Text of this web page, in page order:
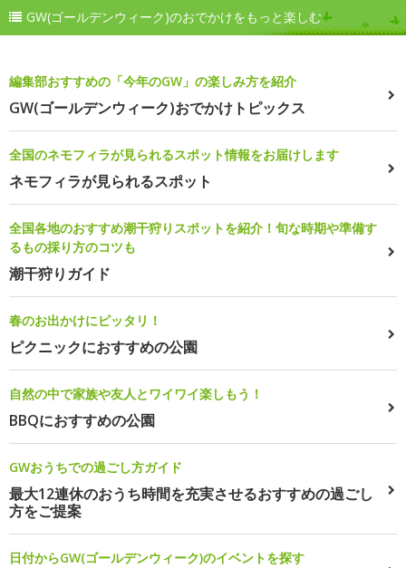
GW(ゴールデンウィーク)のおでかけをもっと楽しむ
編集部おすすめの「今年のGW」の楽しみ方を紹介
GW(ゴールデンウィーク)おでかけトピックス
全国のネモフィラが見られるスポット情報をお届けします
ネモフィラが見られるスポット
全国各地のおすすめ潮干狩りスポットを紹介！旬な時期や準備す
るもの採り方のコツも
潮干狩りガイド
春のお出かけにピッタリ！
ピクニックにおすすめの公園
自然の中で家族や友人とワイワイ楽しもう！
BBQにおすすめの公園
GWおうちでの過ごし方ガイド
最大12連休のおうち時間を充実させるおすすめの過ごし
方をご提案
日付からGW(ゴールデンウィーク)のイベントを探す